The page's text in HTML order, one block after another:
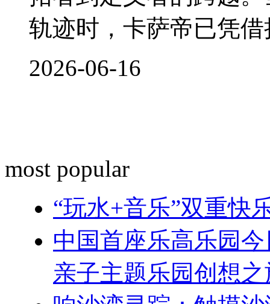
轨迹时，卡萨帝已凭
2026-06-16
most popular
“玩水+音乐”双重快
中国首座乐高乐园
亲子主题乐园创想之